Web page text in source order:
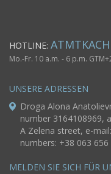
HOTLINE:
Mo.-Fr. 10 a.m. - 6 p.m.
UNSERE ADRESSEN
Droga Alona
number 3164108969,
A Zelena street, e-mail:
numbers: +38 063
MELDEN SIE SICH FÜR